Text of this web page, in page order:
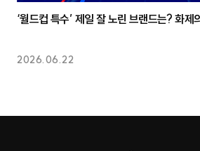
2026.06.22
‘월드컵 특수’ 제일 잘 노린 브랜드는? 화제